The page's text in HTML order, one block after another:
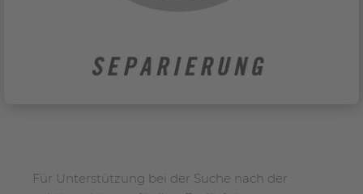
Für Unterstützung bei der Suche nach der